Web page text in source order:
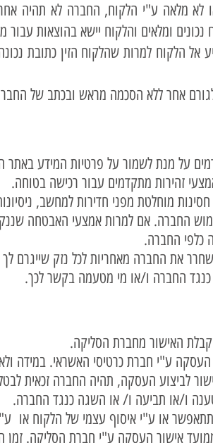
לא מלאה ע"י הלקוח, החברה לא תהיה
ומלאים והלקוח יישא בהוצאות עבור
הלקוח למרות שהלקוח הזין כתובת
אחר ללא הסכמה מראש ובכתב של
על מנת לשמור על פרטיות המידע באתר
זהירות מתקדמים עבור רכישה בטוחה.
מוחלטת מפני חדירות למחשב,
החברה. אם למרות אמצעי האבטחה
כלפי החברה.
את החברה מאחריות לכל נזק שייגרם
כנגד החברה ו/או מי מטעמה בקשר לכך.
לביצוע העסקה, תהיה החברה זכאית
ו/או תביעה ו/ או השגה כנגד החברה.
בתוך 20 ימי עסקים ממועד אישור העסקה ע"י חברת